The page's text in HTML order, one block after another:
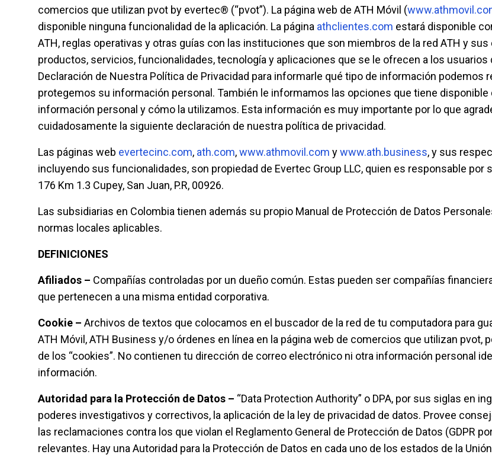
comercios que utilizan pvot by evertec® (“pvot”). La página web de ATH Móvil (
disponible ninguna funcionalidad de la aplicación. La página athclientes.com estará disponible
ATH, reglas operativas y otras guías con las instituciones que son miembros de la red ATH y
productos, servicios, funcionalidades, tecnología y aplicaciones que se le ofrecen a los
Declaración de Nuestra Política de Privacidad para informarle qué tipo de información
protegemos su información personal. También le informamos las opciones que tiene
información personal y cómo la utilizamos. Esta información es muy importante por lo que
cuidadosamente la siguiente declaración de nuestra política de privacidad.
Las páginas web evertecinc.com, ath.com,www.athmovil.com ywww.ath.business, y sus
incluyendo sus funcionalidades, son propiedad de Evertec Group LLC, quien es responsable
176 Km 1.3 Cupey, San Juan, P.R, 00926.
Las subsidiarias en Colombia tienen además su propio Manual de Protección de Datos
normas locales aplicables.
DEFINICIONES
Afiliados – Compañías controladas por un dueño común. Estas pueden ser compañías
que pertenecen a una misma entidad corporativa.
Cookie – Archivos de textos que colocamos en el buscador de la red de tu computadora para
ATH Móvil, ATH Business y/o órdenes en línea en la página web de comercios que utilizan pvot,
de los “cookies”. No contienen tu dirección de correo electrónico ni otra información personal
información.
Autoridad para la Protección de Datos – “Data Protection Authority” o DPA, por sus siglas en
poderes investigativos y correctivos, la aplicación de la ley de privacidad de datos. Provee
las reclamaciones contra los que violan el Reglamento General de Protección de Datos (GDPR
relevantes. Hay una Autoridad para la Protección de Datos en cada uno de los estados de la